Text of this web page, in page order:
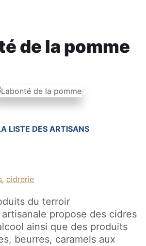
de la pomme
LISTE DES ARTISANS
, cidrerie
du terroir
propose des cidres
ainsi que des produits
beurres, caramels aux